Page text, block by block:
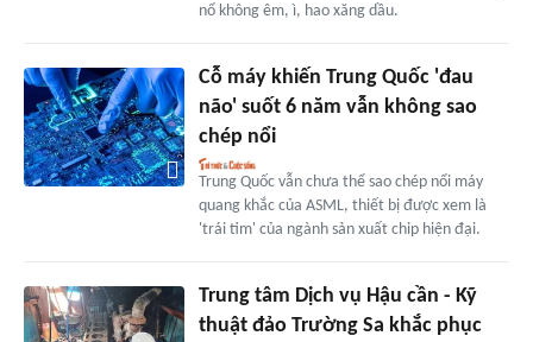
nổ không êm, ì, hao xăng dầu.
Cỗ máy khiến Trung Quốc 'đau
não' suốt 6 năm vẫn không sao
chép nổi
Trung Quốc vẫn chưa thể sao chép nổi máy
quang khắc của ASML, thiết bị được xem là
'trái tim' của ngành sản xuất chip hiện đại.
Trung tâm Dịch vụ Hậu cần - Kỹ
thuật đảo Trường Sa khắc phục